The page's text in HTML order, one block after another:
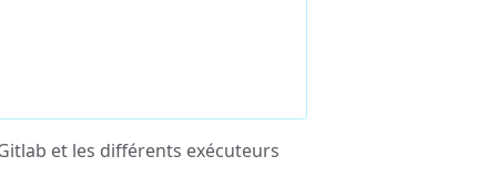
et les différents exécuteurs